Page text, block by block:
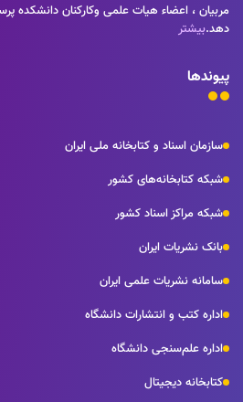
مربيان ، اعضاء هيات علمی وكاركنان دانشكده
دهد.بیشتر
پیوندها
سازمان اسناد و کتابخانه ملی ایران
شبکه کتابخانه‌های کشور
شبکه مراکز اسناد کشور
بانک نشریات ایران
سامانه نشریات علمی ایران
اداره کتب و انتشارات دانشگاه
اداره علم‌سنجی دانشگاه
کتابخانه دیجیتال